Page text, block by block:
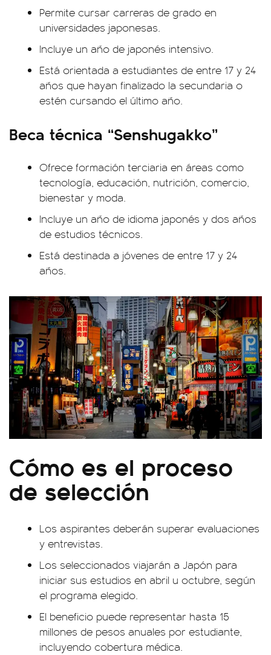
Permite cursar carreras de grado en
universidades japonesas.
Incluye un año de japonés intensivo.
Está orientada a estudiantes de entre 17 y 24
años que hayan finalizado la secundaria o
estén cursando el último año.
Beca técnica “Senshugakko”
Ofrece formación terciaria en áreas como
tecnología, educación, nutrición, comercio,
bienestar y moda.
Incluye un año de idioma japonés y dos años
de estudios técnicos.
Está destinada a jóvenes de entre 17 y 24
años.
Cómo es el proceso
de selección
Los aspirantes deberán superar evaluaciones
y entrevistas.
Los seleccionados viajarán a Japón para
iniciar sus estudios en abril u octubre, según
el programa elegido.
El beneficio puede representar hasta 15
millones de pesos anuales por estudiante,
incluyendo cobertura médica.